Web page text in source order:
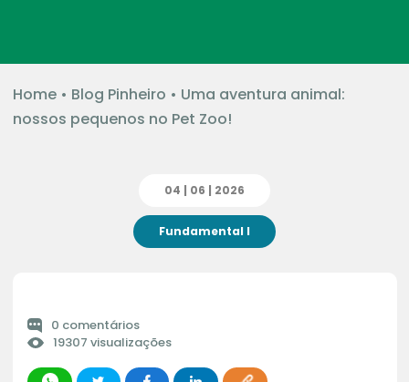
Home• Blog Pinheiro • Uma aventura animal:
nossos pequenos no Pet Zoo!
04 | 06 | 2026
Fundamental I
0 comentários
19307 visualizações